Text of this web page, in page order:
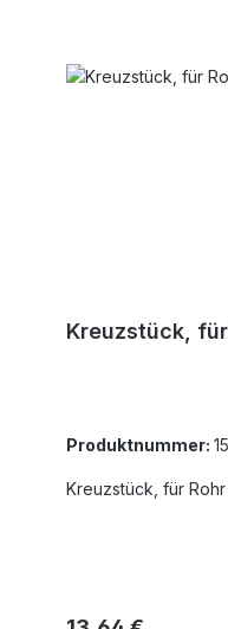
Kreuzstück,
Produktnummer:
Kreuzstück, für Rohr